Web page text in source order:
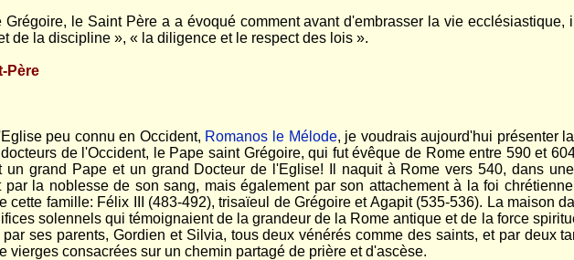
le Saint Père a a évoqué comment avant d'embrasser la vie ecclésiastique,
de la discipline », « la diligence et le respect des lois ».
Père
peu connu en Occident, Romanos le Mélode, je voudrais aujourd'hui présenter
de l'Occident, le Pape saint Grégoire, qui fut évêque de Rome entre 590 et
un grand Pape et un grand Docteur de l'Eglise! Il naquit à Rome vers 540, dans
la noblesse de son sang, mais également par son attachement à la foi
cette famille: Félix III (483-492), trisaïeul de Grégoire et Agapit (535-536). La maison
solennels qui témoignaient de la grandeur de la Rome antique et de la force
ses parents, Gordien et Silvia, tous deux vénérés comme des saints, et par deux
vierges consacrées sur un chemin partagé de prière et d'ascèse.